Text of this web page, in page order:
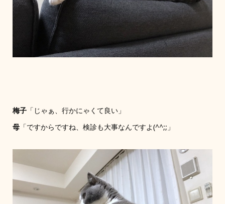
梅子「じゃぁ、行かにゃくて良い」
母「ですからですね、検診も大事なんですよ(^^;;」